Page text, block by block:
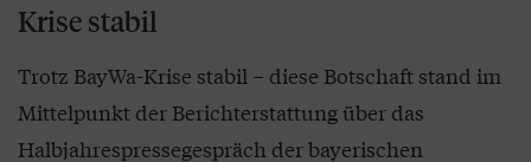
Krise stabil
Trotz BayWa-Krise stabil – diese Botschaft stand im
Mittelpunkt der Berichterstattung über das
Halbjahrespressegespräch der bayerischen